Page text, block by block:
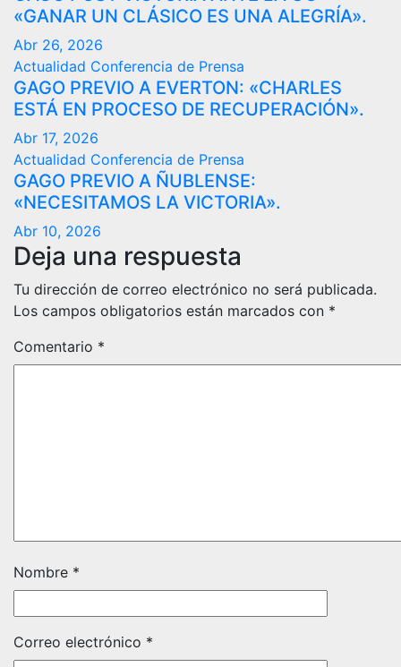
«GANAR UN CLÁSICO ES UNA ALEGRÍA».
Abr 26, 2026
Actualidad Conferencia de Prensa
GAGO PREVIO A EVERTON: «CHARLES
ESTÁ EN PROCESO DE RECUPERACIÓN».
Abr 17, 2026
Actualidad Conferencia de Prensa
GAGO PREVIO A ÑUBLENSE:
«NECESITAMOS LA VICTORIA».
Abr 10, 2026
Deja una respuesta
Tu dirección de correo electrónico no será publicada.
Los campos obligatorios están marcados con *
Comentario *
Nombre *
Correo electrónico *